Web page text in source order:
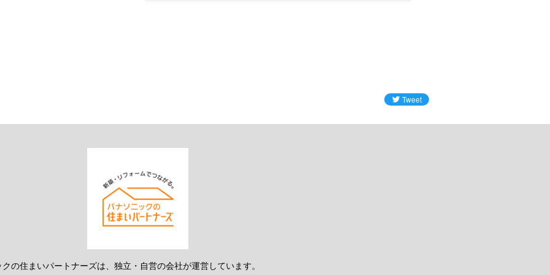
の住まいパートナーズは、独立・自営の会社が運営しています。